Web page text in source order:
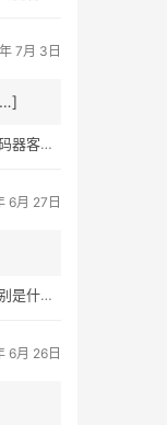
7月 3日
V4.1.0
6月 27日
么？
6月 26日